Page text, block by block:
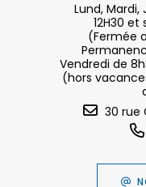
Lund, Mardi,
12H30 et
(Fermée
Vendredi de
(hors
30 rue